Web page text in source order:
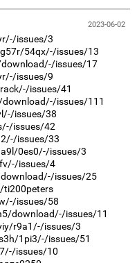
2023-06-02
issues/3
54qx/-/issues/13
issues/17
issues/9
issues/41
issues/111
issues/38
issues/42
issues/33
0es0/-/issues/3
issues/4
issues/25
ti200peters
issues/58
download/-/issues/11
r9a1/-/issues/3
1pi3/-/issues/51
issues/10